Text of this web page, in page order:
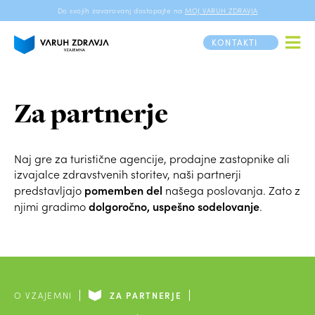
Do svojih zavarovanj dostopajte na MOJ VARUH ZDRAVJA
KONTAKTI
O VZAJEMNI ZA PARTNERJE
Za partnerje
Naj gre za turistične agencije, prodajne zastopnike ali
izvajalce zdravstvenih storitev, naši partnerji
predstavljajo pomemben del našega poslovanja. Zato z
njimi gradimodolgoročno, uspešno sodelovanje.